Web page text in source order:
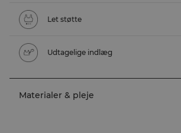
Let støtte
Udtagelige indlæg
Materialer & pleje